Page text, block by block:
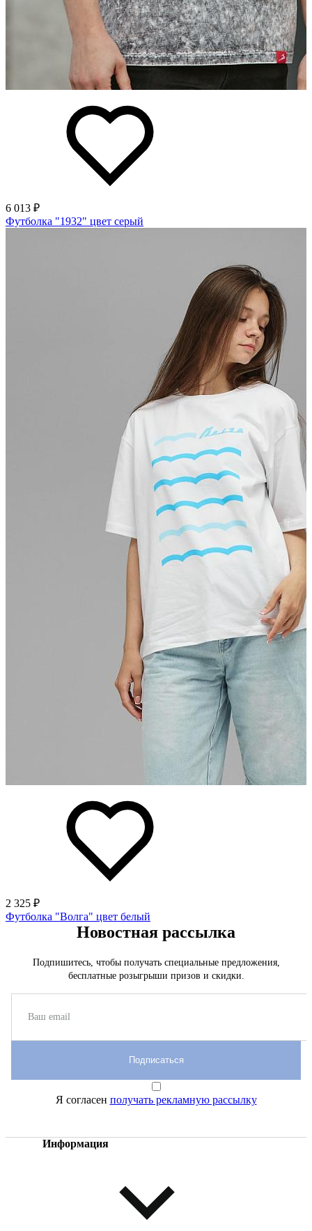
6 013 ₽
Футболка "1932" цвет серый
2 325 ₽
Футболка "Волга" цвет белый
Информация
Новостная рассылка
Подпишитесь, чтобы получать специальные предложения,
бесплатные розыгрыши призов и скидки.
Подписаться
Я согласен получать рекламную рассылку